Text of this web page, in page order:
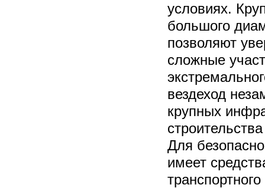
условиях.
большого
позволяют
сложные
вездеход
крупных
Для
имеет